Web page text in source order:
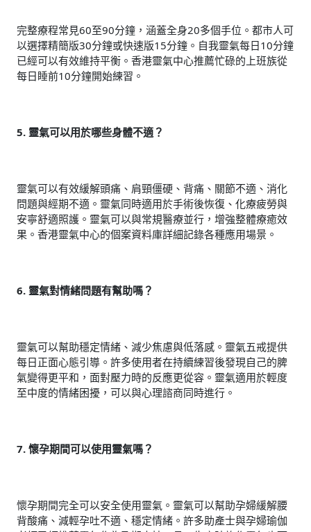
完整療程常見60至90分鐘，涵蓋全身20多個手位。都市人可
以選擇精簡版30分鐘或快速版15分鐘。自我靈氣每日10分鐘
已經可以有效維持平衡。香港靈氣中心推薦忙碌的上班族從
每日睡前10分鐘開始練習。
5. 靈氣可以用於哪些身體不適？
靈氣可以有效緩解頭痛、肩頸僵硬、背痛、關節不適、消化
問題與經期不適。靈氣同時適用於手術後恢復、化療疲勞與
安寧舒適照護。靈氣可以與常規醫療並行，增強整體療癒效
果。香港靈氣中心的個案資料庫詳細記錄各種應用場景。
6. 靈氣對情緒問題有幫助嗎？
靈氣可以幫助穩定情緒、減少焦慮與低落感。靈氣五戒提供
每日正面心態引導。許多使用者在持續練習後發現自己的脾
氣變得更平和，面對壓力時的反應更從容。靈氣適用於輕度
至中度的情緒困擾，可以與心理諮商同時進行。
7. 懷孕期間可以使用靈氣嗎？
懷孕期間完全可以安全使用靈氣。靈氣可以幫助孕婦緩解腰
背酸痛、減輕孕吐不適、穩定情緒。許多助產士與孕婦瑜伽